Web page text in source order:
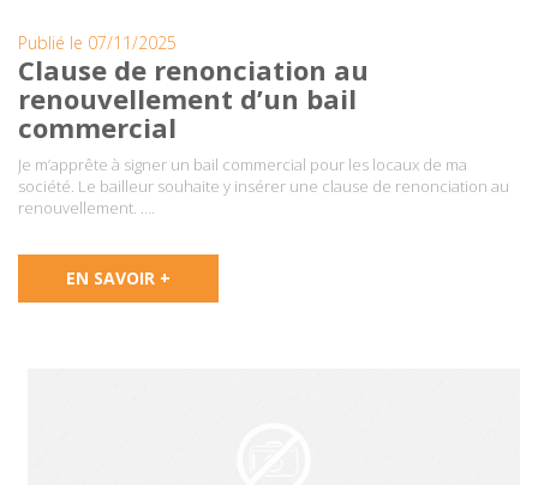
Publié le 07/11/2025
Clause de renonciation au
renouvellement d’un bail
commercial
Je m’apprête à signer un bail commercial pour les locaux de ma
société. Le bailleur souhaite y insérer une clause de renonciation au
renouvellement. ….
EN SAVOIR +